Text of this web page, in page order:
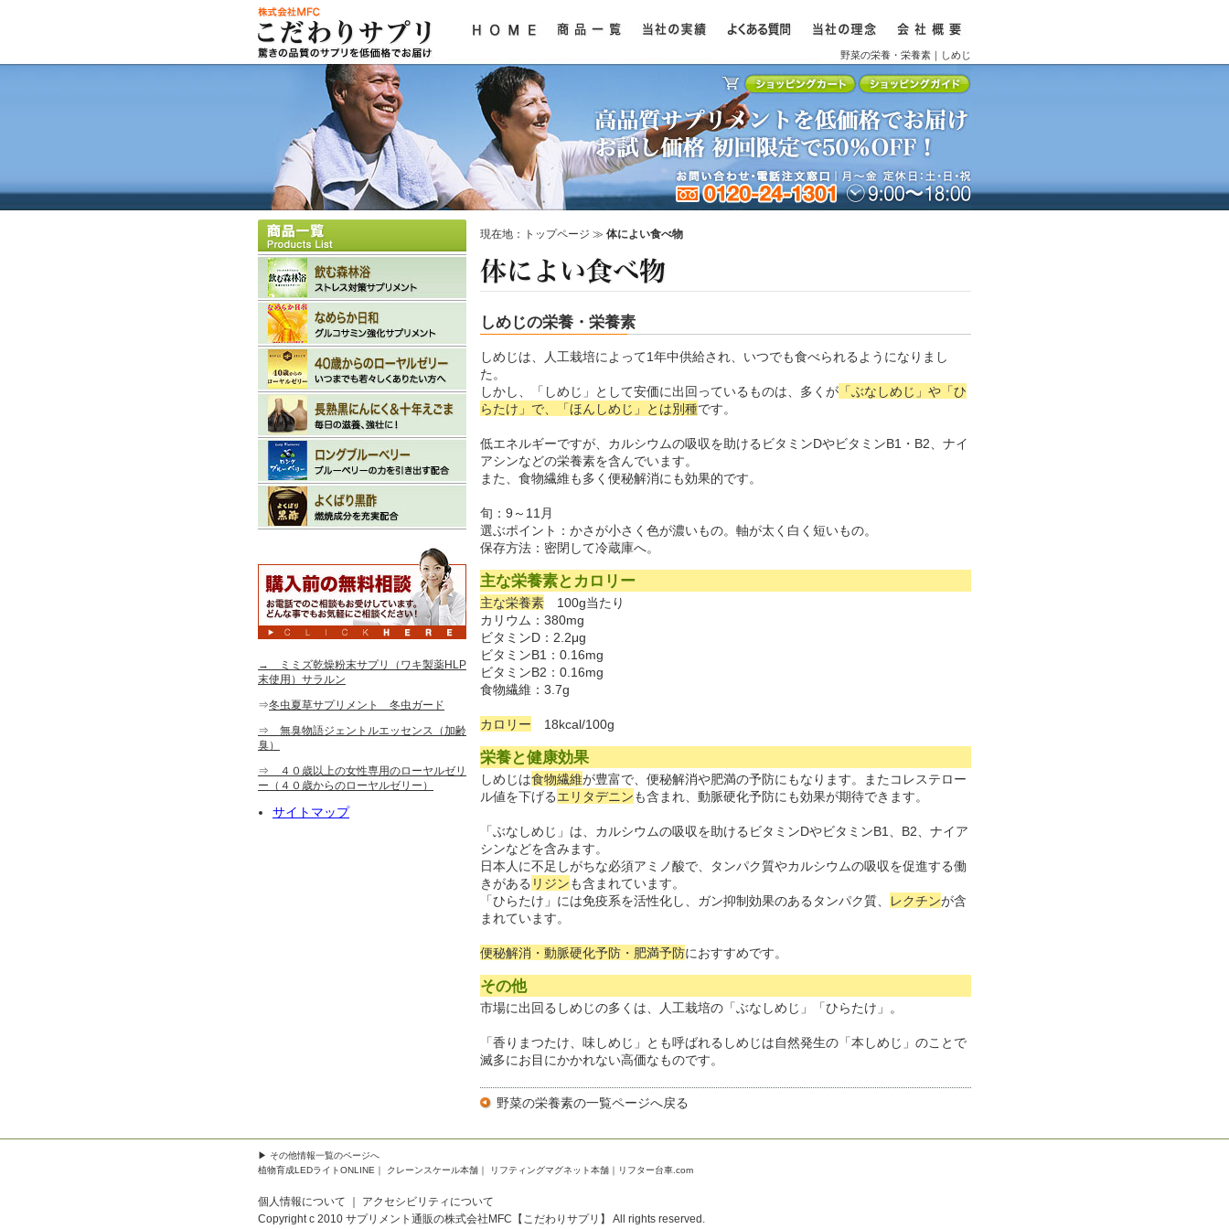
野菜の栄養・栄養素｜しめじ
しめじの栄養・栄養素
しめじは、人工栽培によって1年中供給され、いつでも食べられるようになりまし
た。
しかし、「しめじ」として安価に出回っているものは、多くが 「ぶなしめじ」や「ひ
らたけ」で、「ほんしめじ」とは別種です。
低エネルギーですが、カルシウムの吸収を助けるビタミンDやビタミンB1・B2、ナイ
アシンなどの栄養素を含んでいます。
また、食物繊維も多く便秘解消にも効果的です。
旬：9～11月
選ぶポイント：かさが小さく色が濃いもの。軸が太く白く短いもの。
保存方法：密閉して冷蔵庫へ。
主な栄養素とカロリー
主な栄養素 100g当たり
カリウム：380mg
ビタミンD：2.2μg
ビタミンB1：0.16mg
ビタミンB2：0.16mg
食物繊維：3.7g
カロリー 18kcal/100g
栄養と健康効果
しめじは食物繊維が豊富で、便秘解消や肥満の予防にもなります。またコレステロー
ル値を下げるエリタデニンも含まれ、動脈硬化予防にも効果が期待できます。
「ぶなしめじ」は、カルシウムの吸収を助けるビタミンDやビタミンB1、B2、ナイア
シンなどを含みます。
日本人に不足しがちな必須アミノ酸で、タンパク質やカルシウムの吸収を促進する働
きがある リジンも含まれています。
「ひらたけ」には免疫系を活性化し、ガン抑制効果のあるタンパク質、
レクチンが含
まれています。
便秘解消・動脈硬化予防・肥満予防におすすめです。
その他
市場に出回るしめじの多くは、人工栽培の「ぶなしめじ」「ひらたけ」。
「香りまつたけ、味しめじ」とも呼ばれるしめじは自然発生の「本しめじ」のことで
滅多にお目にかかれない高価なものです。
野菜の栄養素の一覧ページへ戻る
→ ミミズ乾燥粉末サプリ（ワキ製薬HLP
末使用）サラルン
⇒冬虫夏草サプリメント 冬虫ガード
⇒ 無臭物語ジェントルエッセンス（加齢
臭）
⇒ ４０歳以上の女性専用のローヤルゼリ
ー（４０歳からのローヤルゼリー）
サイトマップ
現在地： トップページ ≫ 体によい食べ物
▶ その他情報一覧のページへ
植物育成LEDライトONLINE ｜ クレーンスケール本舗 ｜ リフティングマグネット本舗 ｜ リフター台車.com
個人情報について
アクセシビリティについて
Copyright c 2010 サプリメント通販の株式会社MFC【こだわりサプリ】 All rights reserved.